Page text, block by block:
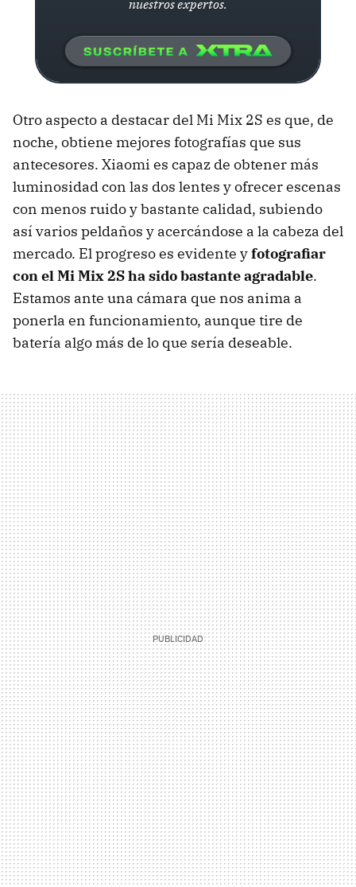
nuestros expertos.
Otro aspecto a destacar del Mi Mix 2S es que, de
noche, obtiene mejores fotografías que sus
antecesores. Xiaomi es capaz de obtener más
luminosidad con las dos lentes y ofrecer escenas
con menos ruido y bastante calidad, subiendo
así varios peldaños y acercándose a la cabeza del
mercado. El progreso es evidente yfotografiar
con el Mi Mix 2S ha sido bastante agradable.
Estamos ante una cámara que nos anima a
ponerla en funcionamiento, aunque tire de
batería algo más de lo que sería deseable.